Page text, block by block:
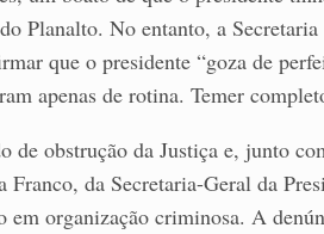
Planalto. No entanto, a
que o presidente “goza de
apenas de rotina. Temer
de obstrução da Justiça e, junto
da Secretaria-Geral da
em organização criminosa. A